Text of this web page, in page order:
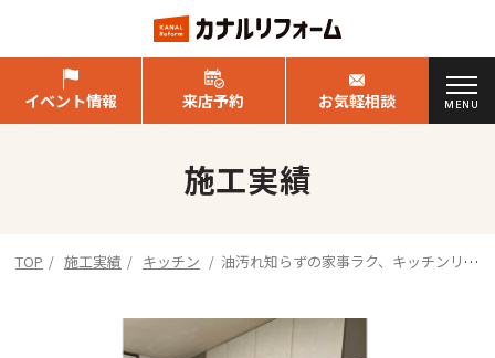
イベント情報 来店予約 お気軽相談 MENU
施工実績
TOP 施工実績 キッチン
油汚れ知らずの家事ラク、キッチンリフ